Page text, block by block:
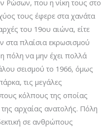
Ρώσων, που η νίκη τους στο
τους έφερε στα χανάτα
του 19ου αιώνα, είτε
στα πλαίσια εκρωσισμού
πόλη να μην έχει πολλά
σεισμού το 1966, όμως
τις μεγάλες
κόλπους της οποίας
της αρχαίας ανατολής. Πόλη
σε ανθρώπους